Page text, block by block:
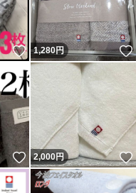
いいね！
1,280円
いいね！
2,000円